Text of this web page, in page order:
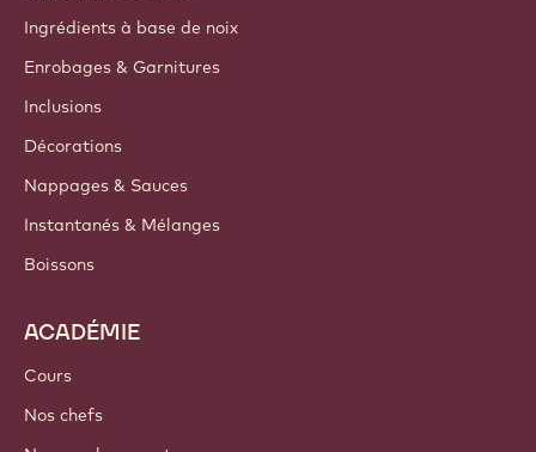
Ingrédients à base de noix
Enrobages & Garnitures
Inclusions
Décorations
Nappages & Sauces
Instantanés & Mélanges
Boissons
ACADÉMIE
Cours
Nos chefs